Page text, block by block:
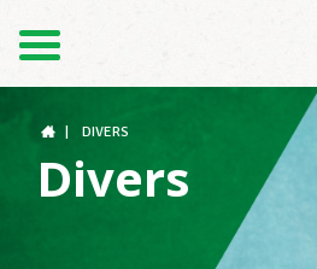
DE
DIVERS
Divers